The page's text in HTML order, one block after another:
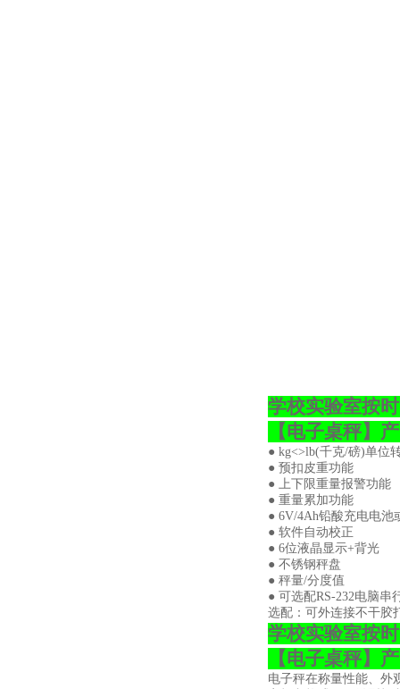
学校实验室按
【电子桌秤】
● kg<>lb(千克/磅)单位
● 预扣皮重功能
● 上下限重量报警功能
● 重量累加功能
● 6V/4Ah铅酸充电电池
● 软件自动校正
● 6位液晶显示+背光
● 不锈钢秤盘
● 秤量/分度值
● 可选配RS-232电脑串
选配：可外连接不干胶
学校实验室按
【电子桌秤】
电子秤在称量性能、外